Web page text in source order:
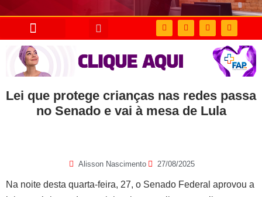
Lei que protege crianças nas redes passa
no Senado e vai à mesa de Lula
Alisson Nascimento 27/08/2025
Na noite desta quarta-feira, 27, o Senado Federal aprovou a